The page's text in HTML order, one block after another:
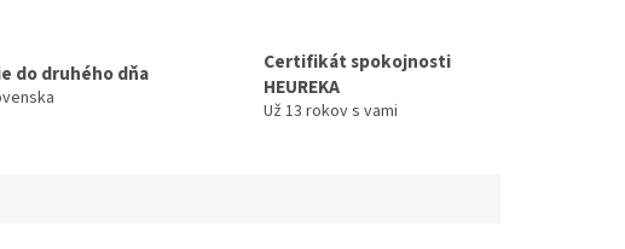
do druhého dňa
Certifikát spokojnosti
HEUREKA
Už 13 rokov s vami